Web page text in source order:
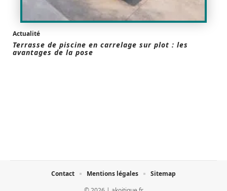
Actualité
Terrasse de piscine en carrelage sur plot : les
avantages de la pose
Contact Mentions légales Sitemap